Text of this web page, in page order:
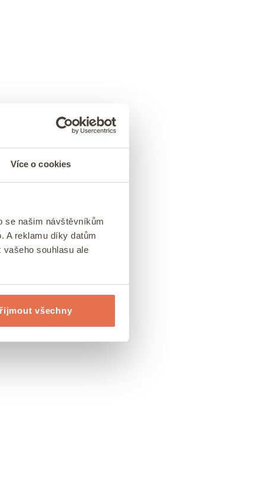
Více o cookies
se našim návštěvníkům
A reklamu díky datům
souhlasu ale
všechny